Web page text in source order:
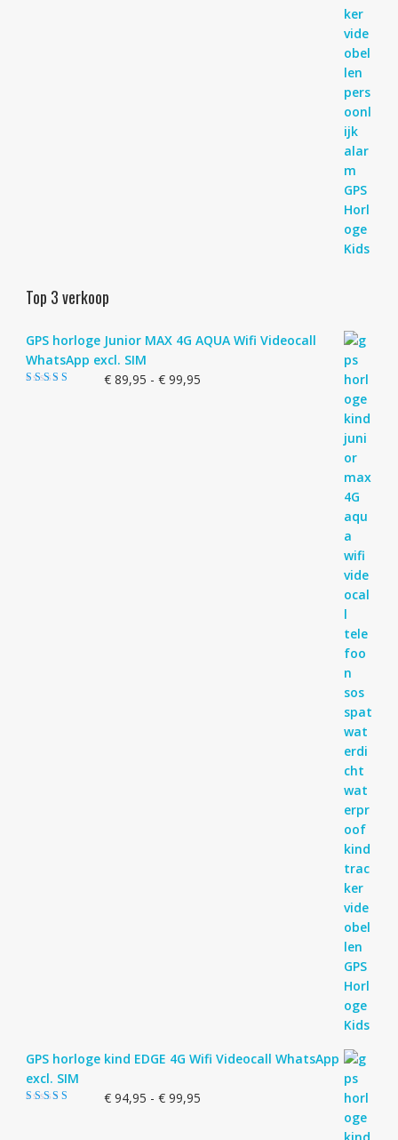
Top 3 verkoop
GPS horloge Junior MAX 4G AQUA Wifi Videocall
WhatsApp excl. SIM
€89,95 - €99,95Prijsklasse:
GPS horloge kind EDGE 4G Wifi Videocall WhatsApp
excl. SIM
€94,95 - €99,95Prijsklasse: